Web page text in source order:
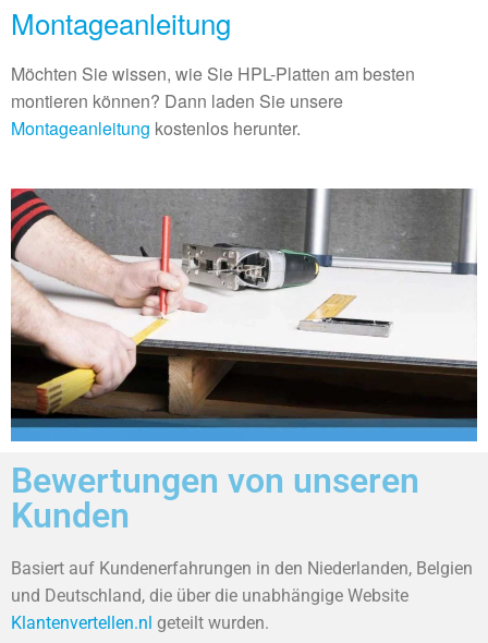
Montageanleitung
Möchten Sie wissen, wie Sie HPL-Platten am besten
montieren können? Dann laden Sie unsere
Montageanleitung kostenlos herunter.
Bewertungen von unseren
Kunden
Basiert auf Kundenerfahrungen in den Niederlanden, Belgien
und Deutschland, die über die unabhängige Website
Klantenvertellen.nl geteilt wurden.